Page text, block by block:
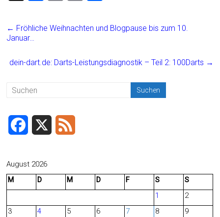
ce
o
ai t
e
← Fröhliche Weihnachten und Blogpause bis zum 10.
Januar…
dein-dart.de: Darts-Leistungsdiagnostik – Teil 2: 100Darts →
c
b
August 2026
M
D M D F S
S
1
2
3
4 5 6 7 8
9